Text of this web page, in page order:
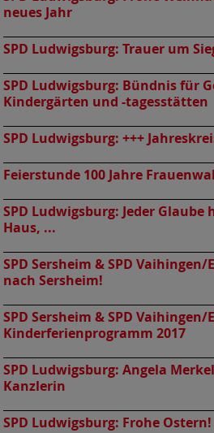
neues Jahr
SPD Ludwigsburg: Trauer um
SPD Ludwigsburg: Bündnis für
Kindergärten und -tagesstätten
SPD Ludwigsburg: +++
Feierstunde 100 Jahre
SPD Ludwigsburg: Jeder Glaube
Haus, ...
SPD Sersheim & SPD Vaihingen/
nach Sersheim!
SPD Sersheim & SPD Vaihingen/
Kinderferienprogramm 2017
SPD Ludwigsburg: Angela
Kanzlerin
SPD Ludwigsburg: Frohe Ostern!